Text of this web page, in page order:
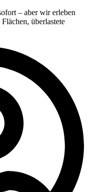
– aber wir erleben
überlastete